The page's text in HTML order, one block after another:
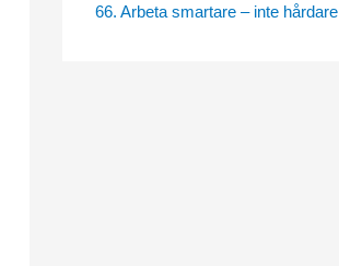
66. Arbeta smartare – inte hårdare